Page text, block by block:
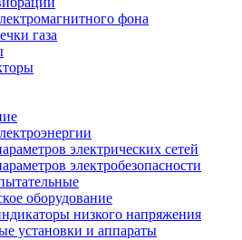
фона
газа
электрических сетей
электробезопасности
оборудование
низкого напряжения
установки и аппараты